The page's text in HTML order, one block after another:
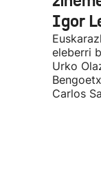
Igor
eleberri
Urko
Carlos